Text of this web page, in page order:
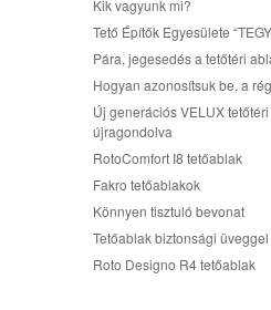
Kik vagyunk mi?
Tető Építők Egyesülete
Pára, jegesedés a tetőtéri
Hogyan azonosítsuk be, a
Új generációs VELUX
újragondolva
RotoComfort I8 tetőablak
Fakro tetőablakok
Könnyen tisztuló bevonat
Tetőablak biztonsági üveggel
Roto Designo R4 tetőablak